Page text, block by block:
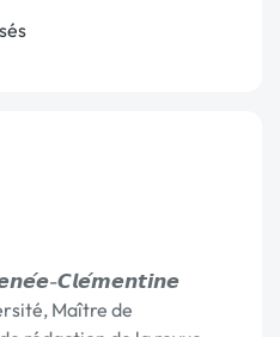
𝘾𝙡𝙚́𝙢𝙚𝙣𝙩𝙞𝙣𝙚
Maître de